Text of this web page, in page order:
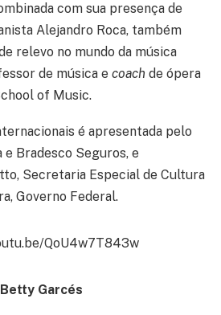
com sua presença de
Alejandro Roca, também
relevo no mundo da música
de música e coach de ópera
of Music.
é apresentada pelo
Bradesco Seguros, e
Secretaria Especial de Cultura
Governo Federal.
QoU4w7T843w
Betty Garcés